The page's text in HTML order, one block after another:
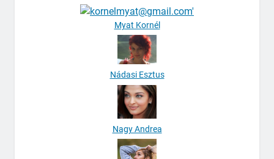
Myat Kornél
Nádasi Esztus
Nagy Andrea